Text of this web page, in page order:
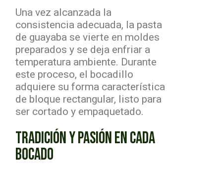
Una vez alcanzada la
consistencia adecuada, la pasta
de guayaba se vierte en moldes
preparados y se deja enfriar a
temperatura ambiente. Durante
este proceso, el bocadillo
adquiere su forma característica
de bloque rectangular, listo para
ser cortado y empaquetado.
TRADICIÓN Y PASIÓN EN CADA
BOCADO